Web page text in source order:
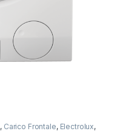
, Carico Frontale, Electrolux,